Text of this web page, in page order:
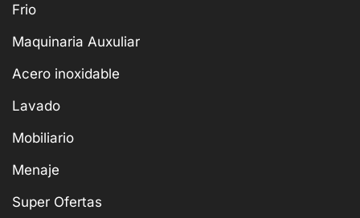
Frio
Maquinaria Auxuliar
Acero inoxidable
Lavado
Mobiliario
Menaje
Super Ofertas